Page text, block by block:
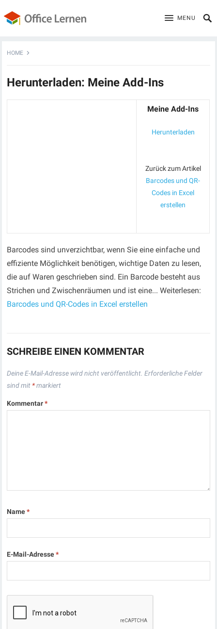
MENU
HOME
Herunterladen: Meine Add-Ins
Meine Add-Ins
Herunterladen
Zurück zum Artikel
Barcodes und QR-
Codes in Excel
erstellen
Barcodes sind unverzichtbar, wenn Sie eine einfache und
effiziente Möglichkeit benötigen, wichtige Daten zu lesen,
die auf Waren geschrieben sind. Ein Barcode besteht aus
Strichen und Zwischenräumen und ist eine... Weiterlesen:
Barcodes und QR-Codes in Excel erstellen
SCHREIBE EINEN KOMMENTAR
Deine E-Mail-Adresse wird nicht veröffentlicht. Erforderliche Felder
sind mit *markiert
Kommentar*
Name*
E-Mail-Adresse*